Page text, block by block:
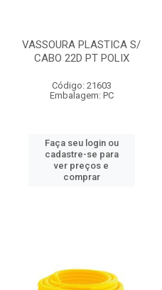
VASSOURA PLASTICA S/
CABO 22D PT POLIX
Código: 21603
Embalagem: PC
Faça seu login ou
cadastre-se para
ver preços e
comprar